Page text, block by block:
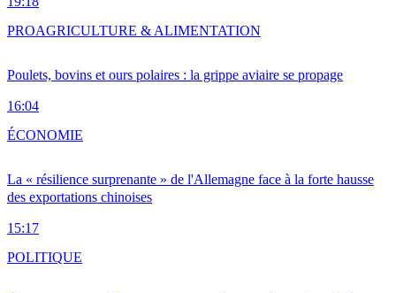
Poulets, bovins et ours polaires : la grippe aviaire se propage
16:04
PROAGRICULTURE & ALIMENTATION
La « résilience surprenante » de l'Allemagne face à la forte hausse
des exportations chinoises
15:17
ÉCONOMIE
POLITIQUE